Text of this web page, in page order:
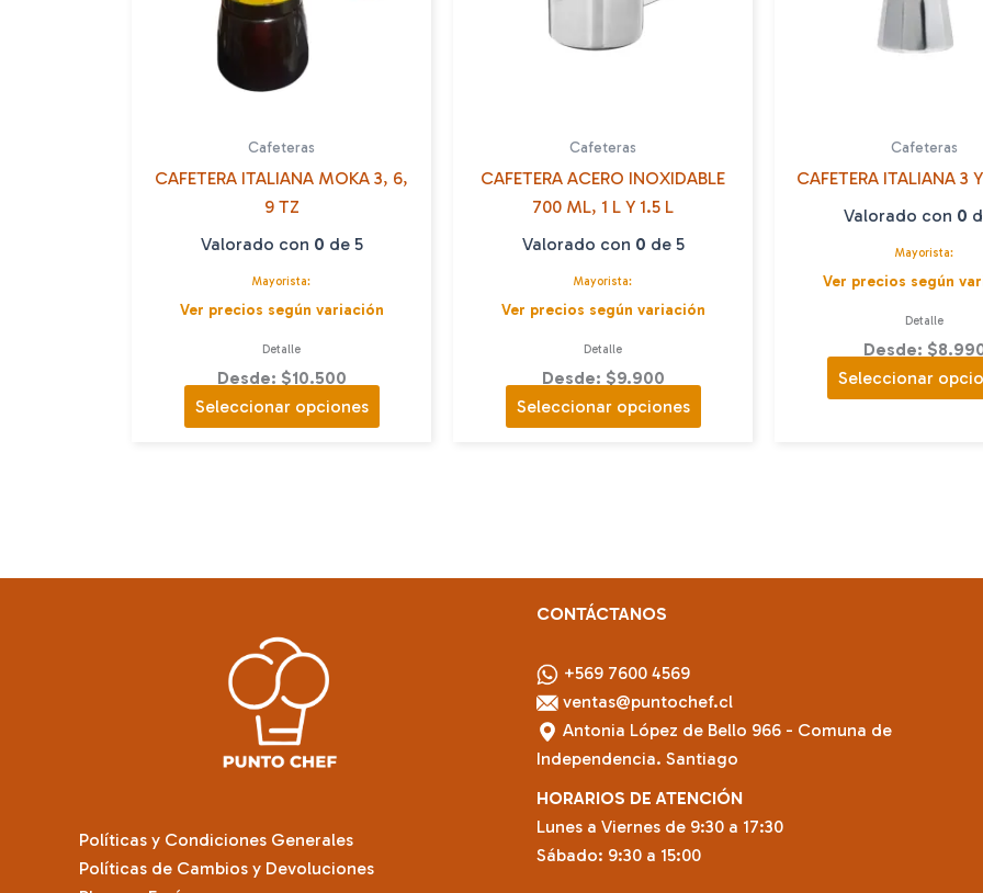
Cafeteras
CAFETERA ITALIANA MOKA 3, 6,
9 TZ
Valorado con 0 de 5
Mayorista:
Ver precios según variación
Detalle
Desde: $10.500
Seleccionar opciones
producto
opciones
Cafeteras
CAFETERA ACERO INOXIDABLE
700 ML, 1 L Y 1.5 L
Valorado con 0 de 5
Mayorista:
Ver precios según variación
Detalle
Desde: $9.900
Seleccionar opciones
producto
opciones
producto
Cafeteras
CAFETERA ITALIANA 3
Valorado con 0
Mayorista:
Ver precios según
Detalle
Desde:
Seleccionar
Políticas y Condiciones Generales
Políticas de Cambios y Devoluciones
CONTÁCTANOS
+569 7600 4569
ventas@puntochef.cl
Antonia López de Bello 966 - Comuna de
Independencia. Santiago
HORARIOS DE ATENCIÓN
Lunes a Viernes de 9:30 a 17:30
Sábado: 9:30 a 15:00